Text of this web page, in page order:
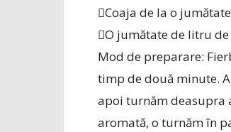
Coaja de la o
O jumătate de litru de
Mod de preparare:
timp de două minute.
apoi turnăm deasupra
aromată, o turnăm în